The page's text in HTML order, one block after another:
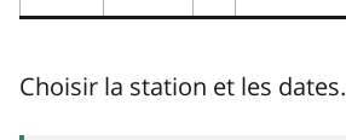
Choisir la station et les dates.